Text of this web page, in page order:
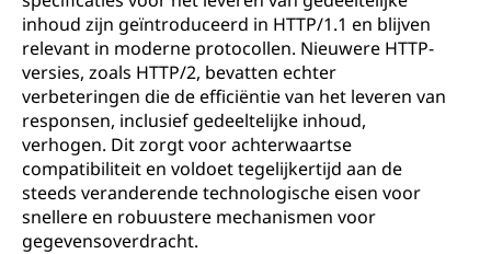
inhoud zijn geïntroduceerd in HTTP/1.1 en blijven
relevant in moderne protocollen. Nieuwere HTTP-
versies, zoals HTTP/2, bevatten echter
verbeteringen die de efficiëntie van het leveren van
responsen, inclusief gedeeltelijke inhoud,
verhogen. Dit zorgt voor achterwaartse
compatibiliteit en voldoet tegelijkertijd aan de
steeds veranderende technologische eisen voor
snellere en robuustere mechanismen voor
gegevensoverdracht.